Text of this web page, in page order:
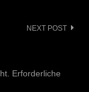
NEXT POST
Erforderliche